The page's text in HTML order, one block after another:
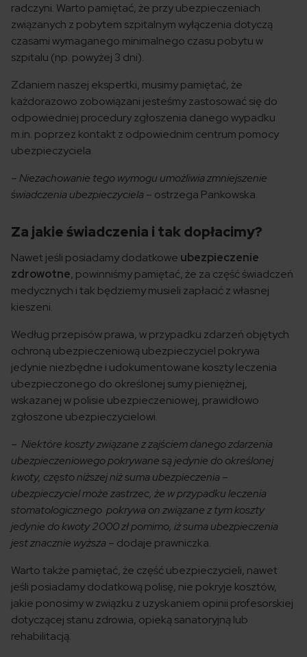
radczyni. Warto pamiętać, że przy ubezpieczeniach
związanych z pobytem szpitalnym wyłączenia dotyczą
czasami wymaganego minimalnego czasu pobytu w
szpitalu (np. powyżej 3 dni).
Zdaniem naszej ekspertki, musimy pamiętać, że
każdorazowo zobowiązani jesteśmy zastosować się do
odpowiedniej procedury zgłoszenia danego wypadku
m.in. poprzez kontakt z odpowiednim centrum pomocy
ubezpieczyciela.
–Niezachowanie tego wymogu umożliwia zmniejszenie
świadczenia ubezpieczyciela– ostrzega Pankowska.
Za jakie świadczenia i tak dopłacimy?
Nawet jeśli posiadamy dodatkowe ubezpieczenie
zdrowotne, powinniśmy pamiętać, że za część świadczeń
medycznych i tak będziemy musieli zapłacić z własnej
kieszeni.
Według przepisów prawa, w przypadku zdarzeń objętych
ochroną ubezpieczeniową ubezpieczyciel pokrywa
jedynie niezbędne i udokumentowane koszty leczenia
ubezpieczonego do określonej sumy pieniężnej,
wskazanej w polisie ubezpieczeniowej, prawidłowo
zgłoszone ubezpieczycielowi.
– Niektóre koszty związane z zajściem danego zdarzenia
ubezpieczeniowego pokrywane są jedynie do określonej
kwoty, często niższej niż suma ubezpieczenia –
ubezpieczyciel może zastrzec, że w przypadku leczenia
stomatologicznego pokrywa on związane z tym koszty
jedynie do kwoty 2000 zł pomimo, iż suma ubezpieczenia
jest znacznie wyższa– dodaje prawniczka.
Warto także pamiętać, że część ubezpieczycieli, nawet
jeśli posiadamy dodatkową polisę, nie pokryje kosztów,
jakie ponosimy w związku z uzyskaniem opinii profesorskiej
dotyczącej stanu zdrowia, opieką sanatoryjną lub
rehabilitacją.